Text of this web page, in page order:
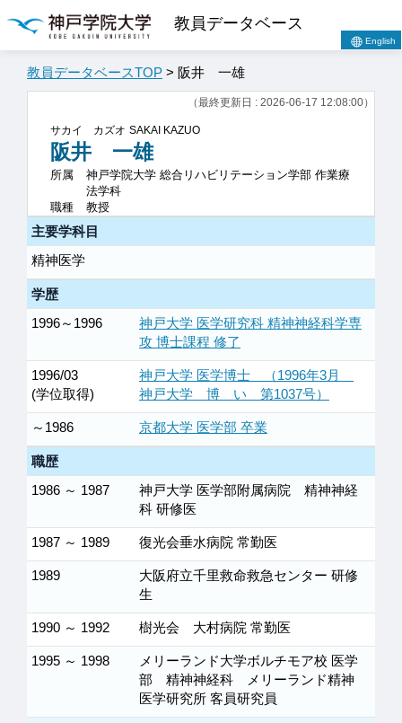
教員データベース
English
教員データベースTOP > 阪井 一雄
（最終更新日 : 2026-06-17 12:08:00）
サカイ カズオ SAKAI KAZUO
阪井 一雄
所属
神戸学院大学 総合リハビリテーション学部 作業療
法学科
職種
教授
主要学科目
精神医学
学歴
1996～1996
神戸大学 医学研究科 精神神経科学専
攻 博士課程 修了
1996/03
(学位取得)
神戸大学 医学博士 （1996年3月
神戸大学 博 い 第1037号）
～1986 京都大学 医学部 卒業
職歴
1986 ～ 1987
神戸大学 医学部附属病院 精神神経
科 研修医
1987 ～ 1989 復光会垂水病院 常勤医
1989
大阪府立千里救命救急センター 研修
生
1990 ～ 1992 樹光会 大村病院 常勤医
1995 ～ 1998
メリーランド大学ボルチモア校 医学
部 精神神経科 メリーランド精神
医学研究所 客員研究員